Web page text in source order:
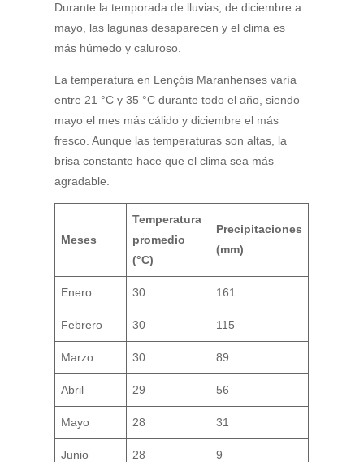
Durante la temporada de lluvias, de diciembre a
mayo, las lagunas desaparecen y el clima es
más húmedo y caluroso.
La temperatura en Lençóis Maranhenses varía
entre 21 °C y 35 °C durante todo el año, siendo
mayo el mes más cálido y diciembre el más
fresco. Aunque las temperaturas son altas, la
brisa constante hace que el clima sea más
agradable.
Meses
Temperatura
promedio
(°C)
Precipitaciones
(mm)
Enero 30 161
Febrero 30 115
Marzo 30 89
Abril 29 56
Mayo 28 31
Junio 28 9